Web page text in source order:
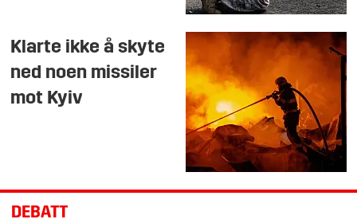
Klarte ikke å skyte
ned noen missiler
mot Kyiv
DEBATT